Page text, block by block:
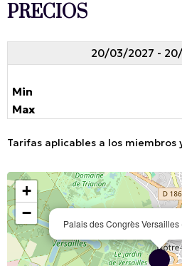
PRECIOS
20/03/2027 -
Tarifas aplicables a los
Palais des Congrès
+
−